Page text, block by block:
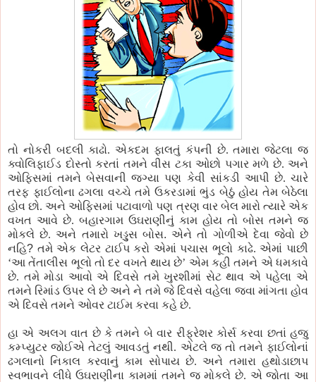
તો નોકરી બદલી કાઢો. એકદમ ફાલતું કંપની છે. તમારા જેટલા જ
ક્વોલિફાઈડ દોસ્તો કરતાં તમને વીસ ટકા ઓછો પગાર મળે છે. અને
ઓફિસમાં તમને બેસવાની જગ્યા પણ કેવી સાંકડી આપી છે. ચારે
તરફ ફાઈલોના ઢગલા વચ્ચે તમે ઉકરડામાં ભુંડ બેઠું હોય તેમ બેઠેલા
હોવ છો. અને ઓફિસમાં પટાવાળો પણ ત્રણ વાર બેલ મારો ત્યારે એક
વખત આવે છે. બહારગામ ઉઘરાણીનું કામ હોય તો બોસ તમને જ
મોકલે છે. અને તમારો ખડ્ડુસ બોસ.એને તો ગોળીએ દેવા જેવો છે
નહિ? તમે એક લેટર ટાઈપ કરો એમાં પચાસ ભૂલો કાઢે. એમાં પાછી
‘આતેંતાલીસ ભૂલો તો દર વખતે થાય છે’ એમ કહી તમને એધમકાવે
છે. તમે મોડા આવો એ દિવસે તમે ખુરશીમાં સેટ થાવ એ પહેલા એ
તમને રિમાંડ ઉપર લે છે અને ને તમે જે દિવસે વહેલા જવા માંગતા હોવ
એ દિવસે તમને ઓવર ટાઈમ કરવા કહે છે.
હા એ અલગ વાત છે કે તમને બે વાર રીફ્રેશર કોર્સ કરવા છતાં હજુ
કમ્પ્યુટર જોઈએ તેટલું આવડતું નથી. એટલે જ તો તમને ફાઈલોનાં
ઢગલાનો નિકાલ કરવાનું કામ સોપાય છે. અને તમારા હથોડાછાપ
સ્વભાવને લીધે ઉઘરાણીના કામમાં તમને જ મોકલે છે. એ જોતા આ